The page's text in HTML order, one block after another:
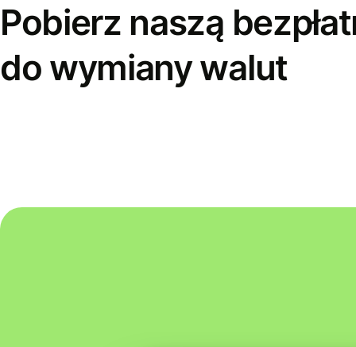
Pobierz naszą
do wymiany walut